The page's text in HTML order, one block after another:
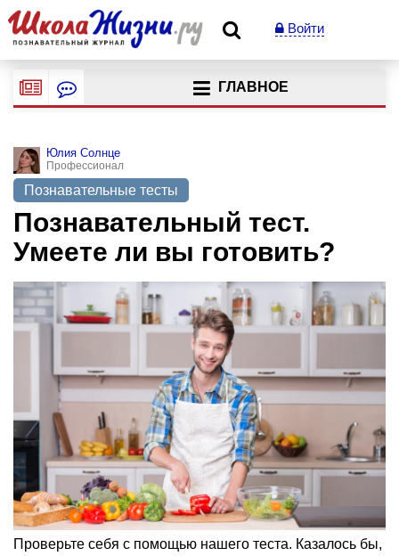
Войти
ГЛАВНОЕ
Юлия Солнце
Профессионал
Познавательные тесты
Познавательный тест.
Умеете ли вы готовить?
Проверьте себя с помощью нашего теста. Казалось бы,